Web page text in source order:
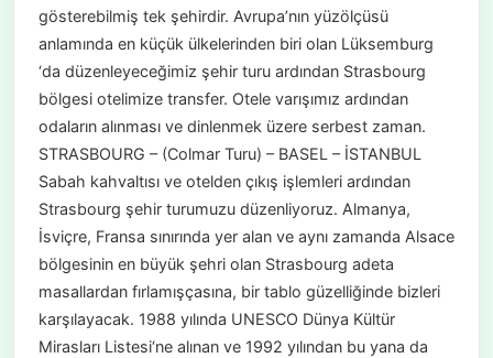
gösterebilmiş tek şehirdir. Avrupa’nın yüzölçüsü
anlamında en küçük ülkelerinden biri olan Lüksemburg
‘da düzenleyeceğimiz şehir turu ardından Strasbourg
bölgesi otelimize transfer. Otele varışımız ardından
odaların alınması ve dinlenmek üzere serbest zaman.
STRASBOURG – (Colmar Turu) – BASEL – İSTANBUL
Sabah kahvaltısı ve otelden çıkış işlemleri ardından
Strasbourg şehir turumuzu düzenliyoruz. Almanya,
İsviçre, Fransa sınırında yer alan ve aynı zamanda Alsace
bölgesinin en büyük şehri olan Strasbourg adeta
masallardan fırlamışçasına, bir tablo güzelliğinde bizleri
karşılayacak. 1988 yılında UNESCO Dünya Kültür
Mirasları Listesi‘ne alınan ve 1992 yılından bu yana da